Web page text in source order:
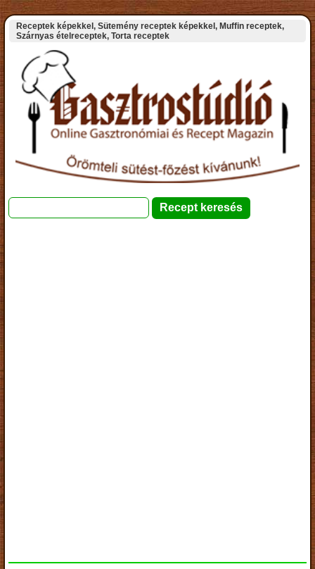
Receptek képekkel, Sütemény receptek képekkel, Muffin receptek,
Szárnyas ételreceptek, Torta receptek